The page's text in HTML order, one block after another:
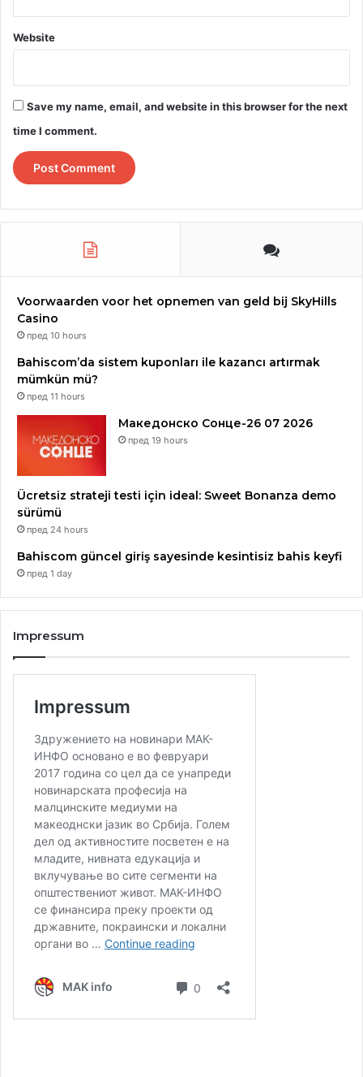
Website
Save my name, email, and website in this browser for the next
time I comment.
Voorwaarden voor het opnemen van geld bij SkyHills
Casino
пред 10 hours
Bahiscom’da sistem kuponları ile kazancı artırmak
mümkün mü?
пред 11 hours
Македонско Сонце-26 07 2026
пред 19 hours
Ücretsiz strateji testi için ideal: Sweet Bonanza demo
sürümü
пред 24 hours
Bahiscom güncel giriş sayesinde kesintisiz bahis keyfi
пред 1 day
Impressum